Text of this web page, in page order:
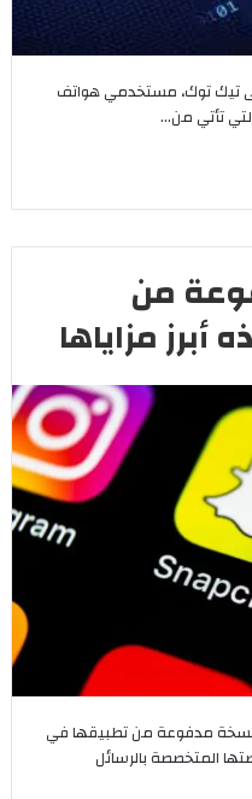
تيك توك، مستخدمي هواتف
تأتي من…
من
مزاياها
مدفوعة من تطبيقها في
المتخصصة بالرسائل